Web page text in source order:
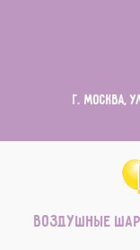
г. Москва,
Воздушные